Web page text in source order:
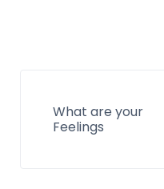
What are your
Feelings